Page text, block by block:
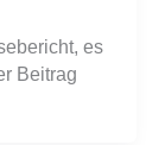
es
Beitrag